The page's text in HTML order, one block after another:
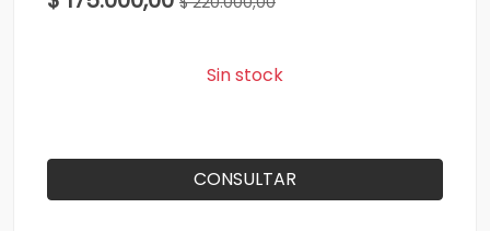
Sin stock
CONSULTAR